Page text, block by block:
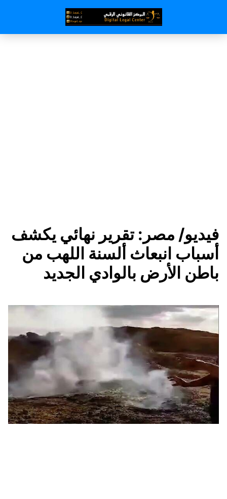
فيديو/ مصر: تقرير نهائي يكشف
أسباب انبعاث ألسنة اللهب من
باطن الأرض بالوادي الجديد